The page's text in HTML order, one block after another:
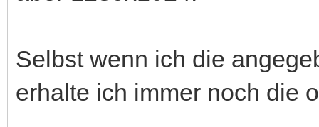
Selbst wenn ich die
erhalte ich immer noch die